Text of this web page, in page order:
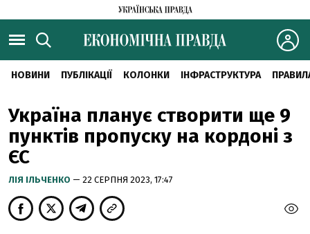
НОВИНИ ПУБЛІКАЦІЇ КОЛОНКИ ІНФРАСТРУКТУРА
Україна планує створити ще 9
пунктів пропуску на кордоні з
ЄС
ЛІЯ ІЛЬЧЕНКО — 22 СЕРПНЯ 2023, 17:47